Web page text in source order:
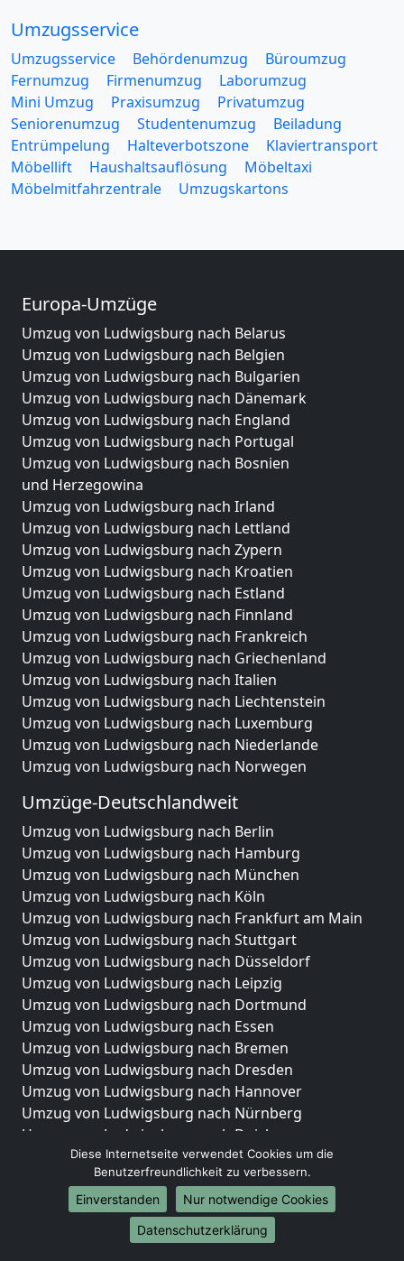
Umzugsservice
Umzugsservice Behördenumzug
Büroumzug
Fernumzug
Firmenumzug
Laborumzug
Mini Umzug
Praxisumzug
Privatumzug
Seniorenumzug
Studentenumzug
Beiladung
Entrümpelung
Halteverbotszone
Klaviertransport
Möbellift
Haushaltsauflösung
Möbeltaxi
Möbelmitfahrzentrale
Umzugskartons
Europa-Umzüge
Umzug von Ludwigsburg nach Belarus
Umzug von Ludwigsburg nach Belgien
Umzug von Ludwigsburg nach Bulgarien
Umzug von Ludwigsburg nach Dänemark
Umzug von Ludwigsburg nach England
Umzug von Ludwigsburg nach Portugal
Umzug von Ludwigsburg nach Bosnien
und Herzegowina
Umzug von Ludwigsburg nach Irland
Umzug von Ludwigsburg nach Lettland
Umzug von Ludwigsburg nach Zypern
Umzug von Ludwigsburg nach Kroatien
Umzug von Ludwigsburg nach Estland
Umzug von Ludwigsburg nach Finnland
Umzug von Ludwigsburg nach Frankreich
Umzug von Ludwigsburg nach Griechenland
Umzug von Ludwigsburg nach Italien
Umzug von Ludwigsburg nach Liechtenstein
Umzug von Ludwigsburg nach Luxemburg
Umzug von Ludwigsburg nach Niederlande
Umzug von Ludwigsburg nach Norwegen
Umzüge-Deutschlandweit
Umzug von Ludwigsburg nach Berlin
Umzug von Ludwigsburg nach Hamburg
Umzug von Ludwigsburg nach München
Umzug von Ludwigsburg nach Köln
Umzug von Ludwigsburg nach Frankfurt am Main
Umzug von Ludwigsburg nach Stuttgart
Umzug von Ludwigsburg nach Düsseldorf
Umzug von Ludwigsburg nach Leipzig
Umzug von Ludwigsburg nach Dortmund
Umzug von Ludwigsburg nach Essen
Umzug von Ludwigsburg nach Bremen
Umzug von Ludwigsburg nach Dresden
Umzug von Ludwigsburg nach Hannover
Umzug von Ludwigsburg nach Nürnberg
Umzug von Ludwigsburg nach Duisburg
Umzug von Ludwigsburg nach Bochum
Umzug von Ludwigsburg nach Wuppertal
Umzug von Ludwigsburg nach Bielefeld
Umzug von Ludwigsburg nach Bonn
Umzug von Ludwigsburg nach Münster
Diese Internetseite verwendet Cookies um die
Benutzerfreundlichkeit zu verbessern.
Einverstanden
Nur notwendige Cookies
Datenschutzerklärung